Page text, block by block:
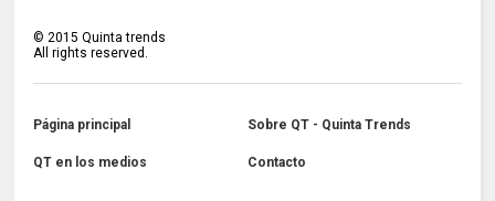
©2015 Quinta trends
All rights reserved.
Página principal Sobre QT - Quinta Trends
QT en los medios Contacto